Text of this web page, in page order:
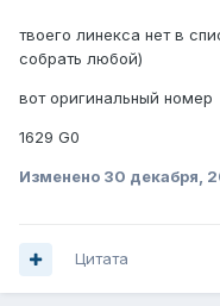
твоего линекса нет в
собрать любой)
вот оригинальный номер
1629 G0
Изменено 30 декабря,
Цитата